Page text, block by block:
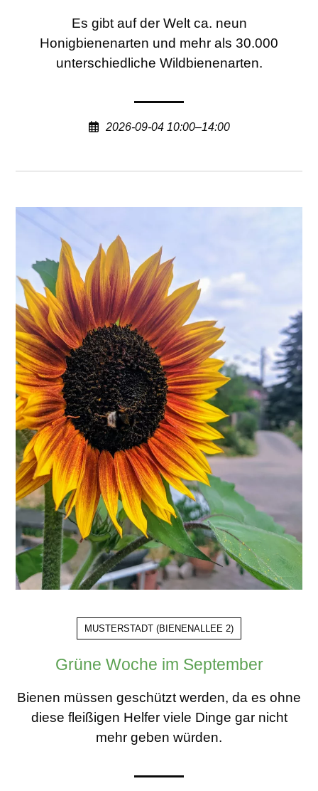
Es gibt auf der Welt ca. neun
Honigbienenarten und mehr als 30.000
unterschiedliche Wildbienenarten.
2026-09-04 10:00–14:00
MUSTERSTADT (BIENENALLEE 2)
Grüne Woche im September
Bienen müssen geschützt werden, da es ohne
diese fleißigen Helfer viele Dinge gar nicht
mehr geben würden.